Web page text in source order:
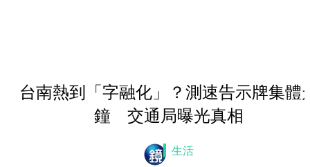
台南熱到「字融化」？測速告示牌集體
鐘 交通局曝光真相
生活